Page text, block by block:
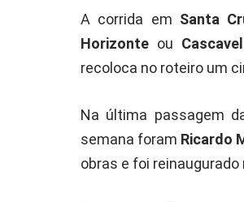
A corrida em Santa
Horizonteou Cascavel
recoloca no roteiro um
Na última passagem
semana foram Ricardo
obras e foi reinaugurado